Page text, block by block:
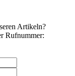
Artikeln?
Rufnummer: